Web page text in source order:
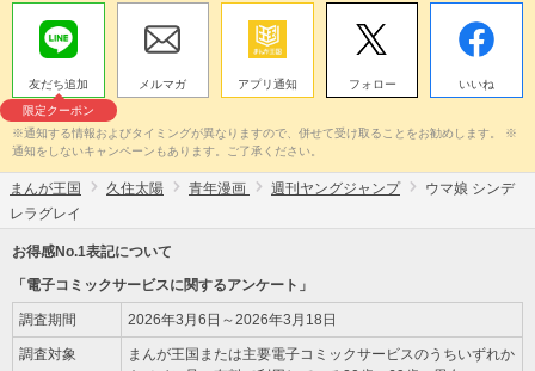
友だち追加
限定クーポン
メルマガ アプリ通知 フォロー いいね
※通知する情報およびタイミングが異なりますので、併せて受け取ることをお勧めします。 ※
通知をしないキャンペーンもあります。ご了承ください。
まんが王国 久住太陽 青年漫画 週刊ヤングジャンプ
ウマ娘 シンデ
レラグレイ
お得感No.1表記について
「電子コミックサービスに関するアンケート」
調査期間 2026年3月6日～2026年3月18日
調査対象
まんが王国または主要電子コミックサービスのうちいずれか